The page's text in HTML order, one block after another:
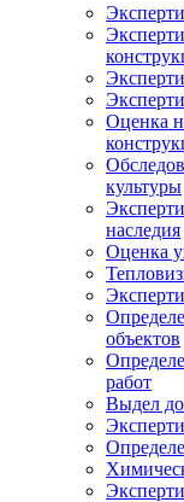
Оценка
культуры
наследия
Оценка
объектов
работ
Выдел